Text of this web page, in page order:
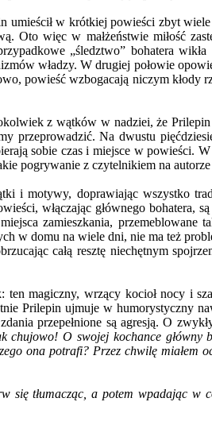
umieścił w krótkiej powieści zbyt
Oto więc w małżeństwie miłość
„śledztwo” bohatera
władzy. W drugiej połowie
powieść wzbogacają niczym
z wątków w nadziei, że
przeprowadzić. Na dwustu
sobie czas i miejsce w powieści.
pogrywanie z czytelnikiem na autorze
i motywy, doprawiając wszystko
włączając głównego bohatera,
zamieszkania,
w domu na wiele dni, nie ma też
całą resztę niechętnym
magiczny, wrzący kocioł nocy i
Prilepin ujmuje w humorystyczny
przepełnione są agresją. O
chujowo!O swojej kochance główny
ona potrafi? Przez chwilę miałem
się tłumacząc, a potem wpadając